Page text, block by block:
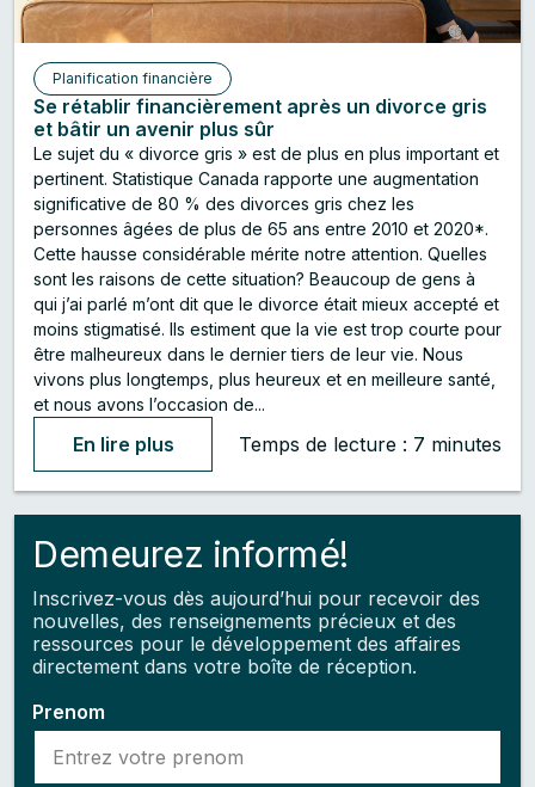
Planification financière
Se rétablir financièrement après un divorce gris
et bâtir un avenir plus sûr
Le sujet du « divorce gris » est de plus en plus important et
pertinent. Statistique Canada rapporte une augmentation
significative de 80 % des divorces gris chez les
personnes âgées de plus de 65 ans entre 2010 et 2020*.
Cette hausse considérable mérite notre attention. Quelles
sont les raisons de cette situation? Beaucoup de gens à
qui j’ai parlé m’ont dit que le divorce était mieux accepté et
moins stigmatisé. Ils estiment que la vie est trop courte pour
être malheureux dans le dernier tiers de leur vie. Nous
vivons plus longtemps, plus heureux et en meilleure santé,
et nous avons l’occasion de...
En lire plus Temps de lecture : 7 minutes
Demeurez informé!
Inscrivez-vous dès aujourd’hui pour recevoir des
nouvelles, des renseignements précieux et des
ressources pour le développement des affaires
directement dans votre boîte de réception.
Prenom